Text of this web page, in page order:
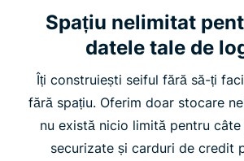
Spațiu nelimitat
datele tale de
Îți construiești seiful fără să-ți
fără spațiu. Oferim doar stocare
nu există nicio limită pentru
securizate și carduri de credit